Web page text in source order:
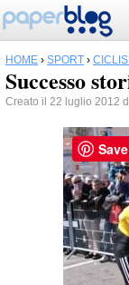
HOME › SPORT ›
Successo
Creato il 22 luglio 2012
Save